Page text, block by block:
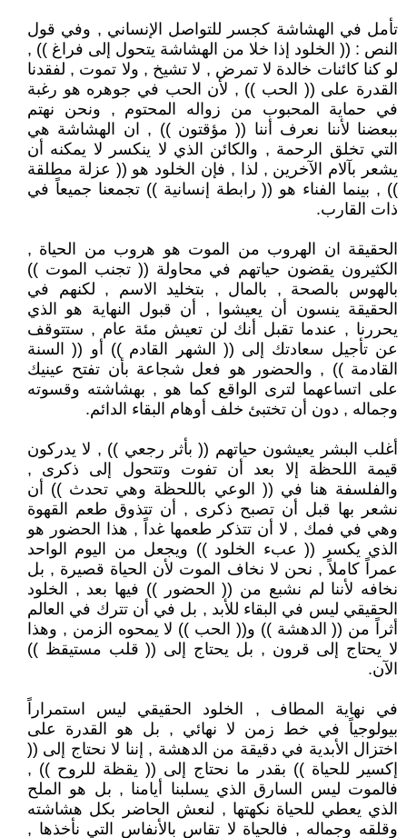
تأمل في الهشاشة كجسر للتواصل الإنساني , وفي قول
النص : (( الخلود إذا خلا من الهشاشة يتحول إلى فراغ )) ,
لو كنا كائنات خالدة لا تمرض , لا تشيخ , ولا تموت , لفقدنا
القدرة على (( الحب )) , لأن الحب في جوهره هو رغبة
في حماية المحبوب من زواله المحتوم , ونحن نهتم
ببعضنا لأننا نعرف أننا (( مؤقتون )) , ان الهشاشة هي
التي تخلق الرحمة , والكائن الذي لا ينكسر لا يمكنه أن
يشعر بآلام الآخرين , لذا , فإن الخلود هو (( عزلة مطلقة
)) , بينما الفناء هو (( رابطة إنسانية )) تجمعنا جميعاً في
ذات القارب.
الحقيقة ان الهروب من الموت هو هروب من الحياة ,
الكثيرون يقضون حياتهم في محاولة (( تجنب الموت ))
بالهوس بالصحة , بالمال , بتخليد الاسم , لكنهم في
الحقيقة ينسون أن يعيشوا , أن قبول النهاية هو الذي
يحررنا , عندما تقبل أنك لن تعيش مئة عام , ستتوقف
عن تأجيل سعادتك إلى (( الشهر القادم )) أو (( السنة
القادمة )) , والحضور هو فعل شجاعة بأن تفتح عينيك
على اتساعهما لترى الواقع كما هو , بهشاشته وقسوته
وجماله , دون أن تختبئ خلف أوهام البقاء الدائم.
أغلب البشر يعيشون حياتهم (( بأثر رجعي )) , لا يدركون
قيمة اللحظة إلا بعد أن تفوت وتتحول إلى ذكرى ,
والفلسفة هنا في (( الوعي باللحظة وهي تحدث )) أن
نشعر بها قبل أن تصبح ذكرى , أن تتذوق طعم القهوة
وهي في فمك , لا أن تتذكر طعمها غداً , هذا الحضور هو
الذي يكسر (( عبء الخلود )) ويجعل من اليوم الواحد
عمراً كاملاً , نحن لا نخاف الموت لأن الحياة قصيرة , بل
نخافه لأننا لم نشبع من (( الحضور )) فيها بعد , الخلود
الحقيقي ليس في البقاء للأبد , بل في أن تترك في العالم
أثراً من (( الدهشة )) و(( الحب )) لا يمحوه الزمن , وهذا
لا يحتاج إلى قرون , بل يحتاج إلى (( قلب مستيقظ ))
الآن.
في نهاية المطاف , الخلود الحقيقي ليس استمراراً
بيولوجياً في خط زمن لا نهائي , بل هو القدرة على
اختزال الأبدية في دقيقة من الدهشة , إننا لا نحتاج إلى ((
إكسير للحياة )) بقدر ما نحتاج إلى (( يقظة للروح )) ,
فالموت ليس السارق الذي يسلبنا أيامنا , بل هو الملح
الذي يعطي للحياة نكهتها , لنعش الحاضر بكل هشاشته
وقلقه وجماله , فالحياة لا تقاس بالأنفاس التي نأخذها ,